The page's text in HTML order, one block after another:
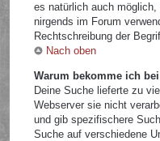
es natürlich auch
nirgends im Forum
Rechtschreibung der
Nach oben
Warum bekomme ich
Deine Suche lieferte zu
Webserver sie nicht
und gib spezifischere
Suche auf verschiedene